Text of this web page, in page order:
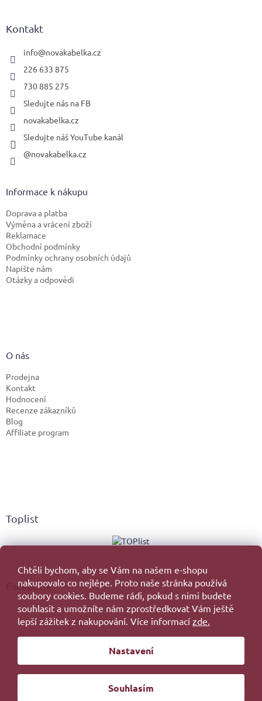
Chtěli bychom, aby se Vám na našem e-shopu
nakupovalo co nejlépe. Proto naše stránka používá
soubory cookies. Budeme rádi, pokud s nimi budete
souhlasit a umožníte nám zprostředkovat Vám ještě
lepší zážitek z nakupování. Více informací zde.
Nastavení
Souhlasím
Kontakt
info@novakabelka.cz
226 633 875
730 885 275
Sledujte nás na FB
novakabelka.cz
Sledujte náš YouTube kanál
@novakabelka.cz
Informace k nákupu
Doprava a platba
Výměna a vrácení zboží
Reklamace
Obchodní podmínky
Podmínky ochrany osobních údajů
Napište nám
Otázky a odpovědi
O nás
Prodejna
Kontakt
Hodnocení
Recenze zákazníků
Blog
Affiliate program
Toplist
Facebook
Vytvořil Shoptet
. Všechna práva vyhrazena.
Redesign byFilipesmedia 🧡